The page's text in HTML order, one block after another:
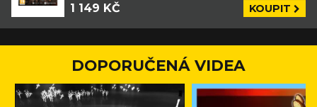
1 149 KČ KOUPIT
DOPORUČENÁ VIDEA